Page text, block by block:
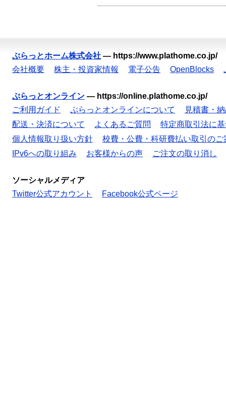
ぷらっとホーム株式会社 — https://www.plathome.co.jp/
会社概要
株主・投資家情報 電子公告 OpenBlocks
ぷらっとオンライン — https://online.plathome.co.jp/
ご利用ガイド
ぷらっとオンラインについて
見積書・
配送・決済について
よくあるご質問
特定商取引法に
個人情報取り扱い方針
校費・公費・科研費払い取引のご
IPv6への取り組み
お客様からの声 ご注文の取り消し
ソーシャルメディア
Twitter公式アカウント
Facebook公式ページ